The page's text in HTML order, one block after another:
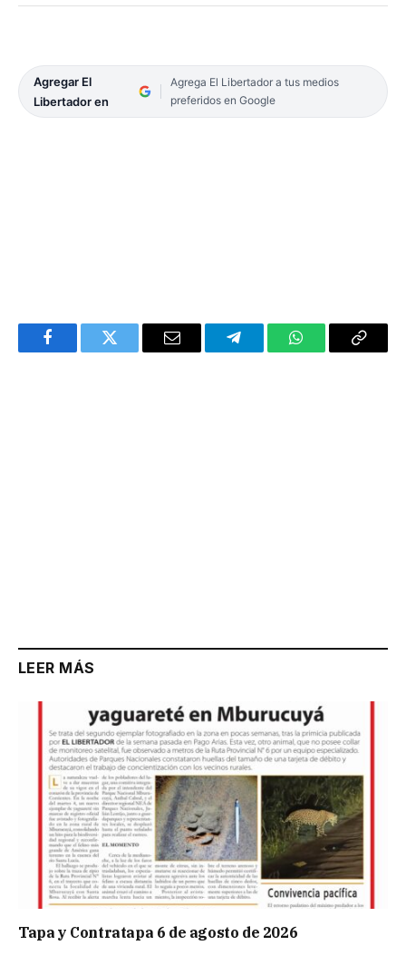
Agregar El
Libertador en
Agrega El Libertador a tus medios
preferidos en Google
FacebookTwitter Email TelegramWhatsAppCopy
LEER MÁS
Tapa y Contratapa 6 de agosto de 2026